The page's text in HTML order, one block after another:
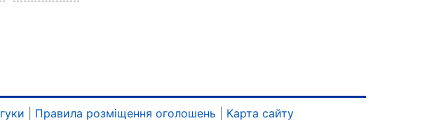
Правила розміщення оголошень Карта сайту